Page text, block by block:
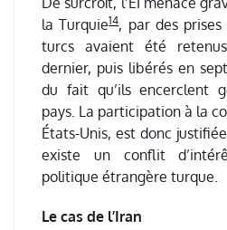
la Turquie14, par des prises
turcs avaient été
dernier, puis libérés en
du fait qu’ils encerclent
pays. La participation à la
États-Unis, est donc
existe un conflit
politique étrangère turque.
Le cas de l’Iran